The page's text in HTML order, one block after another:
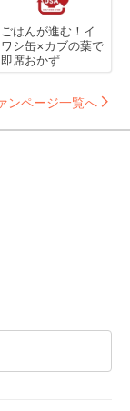
ごはんが進む！イ
ワシ缶×カブの葉で
即席おかず
ンページ一覧へ